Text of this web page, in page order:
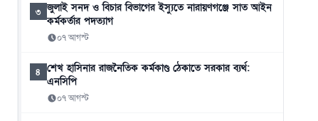
৩ জুলাই সনদ ও বিচার বিভাগের ইস্যুতে নারায়ণগঞ্জে সাত আইন
কর্মকর্তার পদত্যাগ
০৭ আগস্ট
৪
শেখ হাসিনার রাজনৈতিক কর্মকাণ্ড ঠেকাতে সরকার ব্যর্থ:
এনসিপি
০৭ আগস্ট